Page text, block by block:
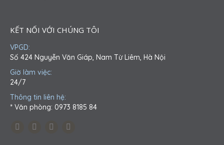
KẾT NỐI VỚI CHÚNG TÔI
VPGD:
Số 424 Nguyễn Văn Giáp, Nam Từ Liêm, Hà Nội
Giờ làm việc:
24/7
Thông tin liên hệ:
* Văn phòng: 0973 8185 84
Find us on: